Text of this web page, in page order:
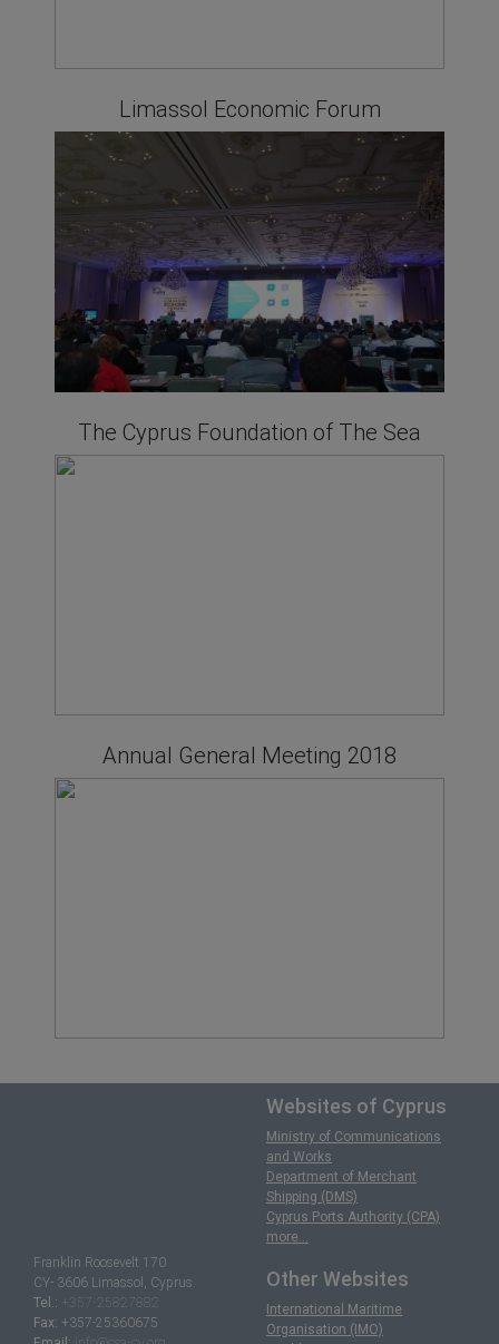
Limassol Economic Forum
The Cyprus Foundation of The Sea
Annual General Meeting 2018
Franklin Roosevelt 170
CY- 3606 Limassol, Cyprus
Tel.: +357-25827882
Fax: +357-25360675
Websites of Cyprus
Ministry of Communications
and Works
Department of Merchant
Shipping (DMS)
Cyprus Ports Authority (CPA)
more...
Other Websites
International Maritime
Organisation (IMO)